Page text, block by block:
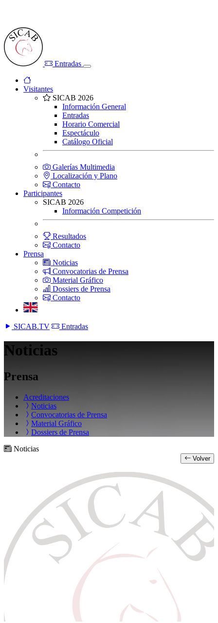
Entradas
Visitantes
SICAB 2026
Información General
Entradas
Horario Comercial
Espectáculo
Catálogo Oficial
Galerías Multimedia
Localización y Plano
Contacto
Participantes
SICAB 2026
Información Competición
Resultados
Contacto
Prensa
Noticias
Convocatorias de Prensa
Material Gráfico
Dossiers de Prensa
Contacto
SICAB.TV Entradas
Noticias
Prensa
Acreditaciones
Noticias
Convocatorias de Prensa
Material Gráfico
Dossiers de Prensa
Noticias
Volver